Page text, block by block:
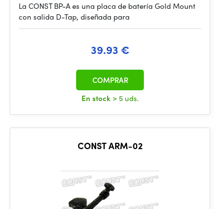
La CONST BP-A es una placa de batería Gold Mount
con salida D-Tap, diseñada para
39.93 €
En stock > 5 uds.
COMPRAR
CONST ARM-02